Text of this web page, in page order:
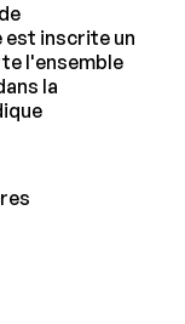
est inscrite un
l'ensemble
la